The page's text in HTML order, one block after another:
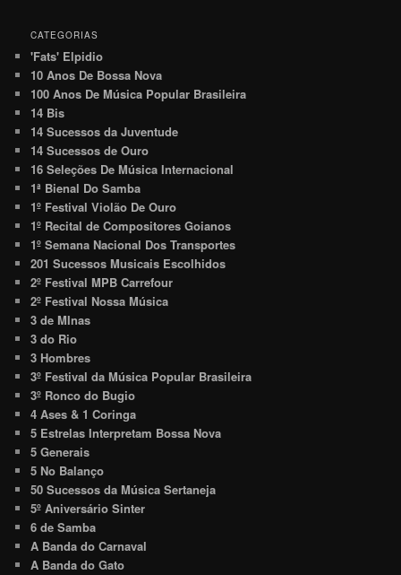
CATEGORIAS
'Fats' Elpidio
10 Anos De Bossa Nova
100 Anos De Música Popular Brasileira
14 Bis
14 Sucessos da Juventude
14 Sucessos de Ouro
16 Seleções De Música Internacional
1ª Bienal Do Samba
1º Festival Violão De Ouro
1º Recital de Compositores Goianos
1º Semana Nacional Dos Transportes
201 Sucessos Musicais Escolhidos
2º Festival MPB Carrefour
2º Festival Nossa Música
3 de MInas
3 do Rio
3 Hombres
3º Festival da Música Popular Brasileira
3º Ronco do Bugio
4 Ases & 1 Coringa
5 Estrelas Interpretam Bossa Nova
5 Generais
5 No Balanço
50 Sucessos da Música Sertaneja
5º Aniversário Sinter
6 de Samba
A Banda do Carnaval
A Banda do Gato